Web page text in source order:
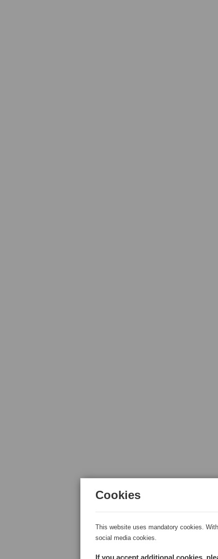
Cookies
This website uses mandatory cookies.
social media cookies.
If you accept additional cookies,